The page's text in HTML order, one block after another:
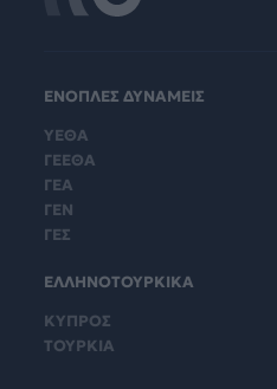
ΕΝΟΠΛΕΣ ΔΥΝΑΜΕΙΣ
ΥΕΘΑ
ΓΕΕΘΑ
ΓΕΑ
ΓΕΝ
ΓΕΣ
ΕΛΛΗΝΟΤΟΥΡΚΙΚΑ
ΚΥΠΡΟΣ
ΤΟΥΡΚΙΑ